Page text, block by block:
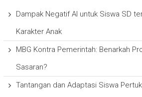
Dampak Negatif AI untuk Siswa SD
Karakter Anak
MBG Kontra Pemerintah: Benarkah
Sasaran?
Tantangan dan Adaptasi Siswa